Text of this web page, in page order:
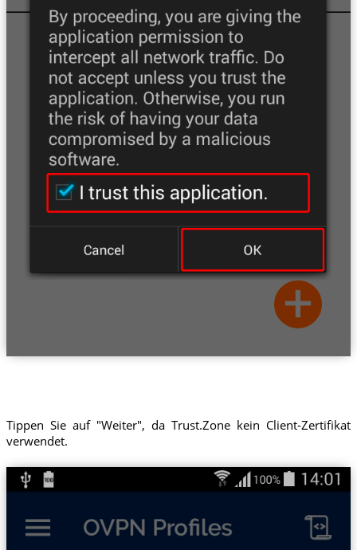
Tippen Sie auf "Weiter", da Trust.Zone kein Client-Zertifikat
verwendet.